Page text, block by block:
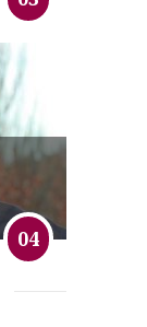
04